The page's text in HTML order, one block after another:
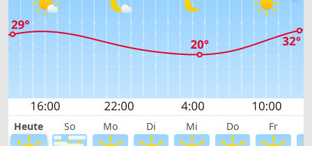
Heute So Mo Di Mi Do Fr